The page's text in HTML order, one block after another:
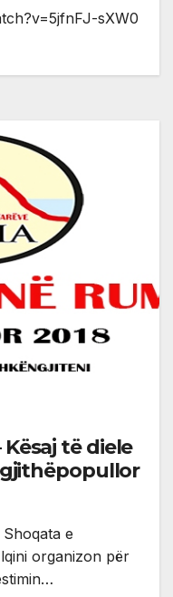
sXW0
Kësaj të diele
e
organizon për